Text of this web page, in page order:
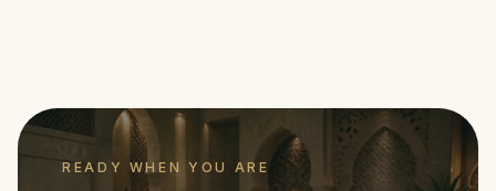
READY WHEN YOU ARE